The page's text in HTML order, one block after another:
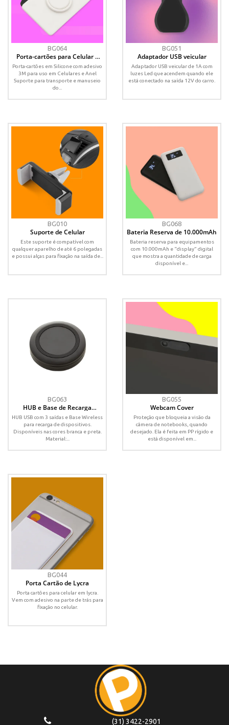
BG064
Porta-cartões para Celular e
Suporte para segurar
Porta-cartões em Silicone com adesivo
3M para uso em Celulares e Anel
Suporte para transporte e manuseio
do...
BG051
Adaptador USB veicular
Adaptador USB veicular de 1A com
luzes Led que acendem quando ele
está conectado na saída 12V do carro.
BG010
Suporte de Celular
Este suporte é compatível com
qualquer aparelho de até 6 polegadas
e possui alças para fixação na saída de...
BG068
Bateria Reserva de 10.000mAh
Bateria reserva para equipamentos
com 10.000mAh e “display” digital
que mostra a quantidade de carga
disponível e...
BG063
HUB e Base de Recarga
Wireless
HUB USB com 3 saídas e Base Wireless
para recarga de dispositivos.
Disponíveis nas cores branca e preta.
Material:...
BG055
Webcam Cover
Proteção que bloqueia a visão da
câmera de notebooks, quando
desejado. Ela é feita em PP rígido e
está disponível em...
BG044
Porta Cartão de Lycra
Porta cartões para celular em lycra.
Vem com adesivo na parte de trás para
fixação no celular.
(31) 3422-2901